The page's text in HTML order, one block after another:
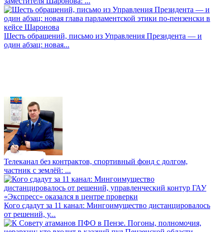
Шесть обращений, письмо из Управления Президента — и
один абзац: новая...
Телеканал без контрактов, спортивный фонд с долгом,
частник с землёй: ...
Кого сдадут за 11 канал: Мингоимущество дистанцировалось
от решений, у...